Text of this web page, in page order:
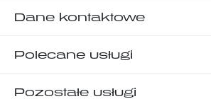
Dane kontaktowe
Polecane usługi
Pozostałe usługi